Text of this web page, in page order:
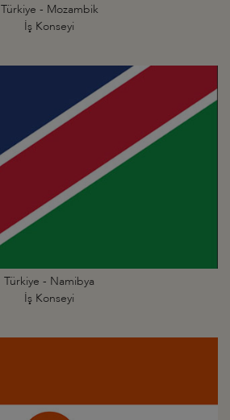
Türkiye - Mozambik
İş Konseyi
Türkiye - Namibya
İş Konseyi